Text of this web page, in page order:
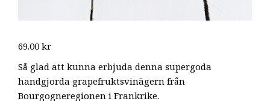
69.00 kr
Så glad att kunna erbjuda denna supergoda
handgjorda grapefruktsvinägern från
Bourgogneregionen i Frankrike.